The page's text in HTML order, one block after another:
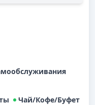
расчет как
Чай/Кофе/Буфет